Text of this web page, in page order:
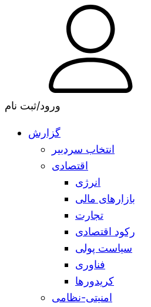
ورود/ثبت نام
گزارش
انتخاب سردبیر
اقتصادی
انرژی
بازارهای مالی
تجارت
رکود اقتصادی
سیاست پولی
فناوری
کریدورها
امنیتی-نظامی